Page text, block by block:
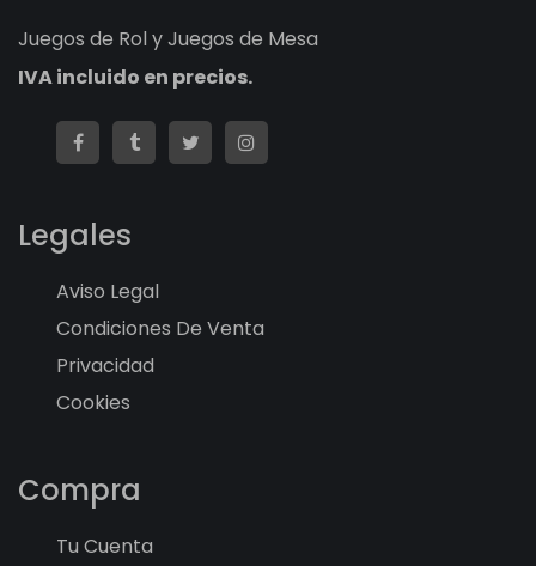
Juegos de Rol y Juegos de Mesa
IVA incluido en precios.
Legales
Aviso Legal
Condiciones De Venta
Privacidad
Cookies
Compra
Tu Cuenta